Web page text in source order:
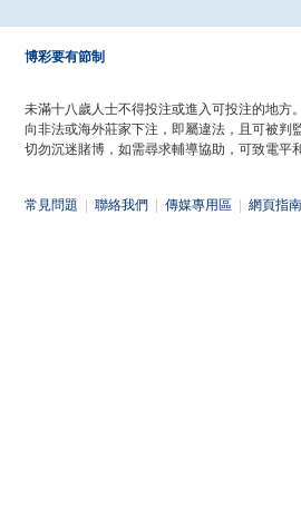
博彩要有節制
未滿十八歲人士不得投注或進入可投注的地方。
向非法或海外莊家下注，即屬違法，且可被判監
切勿沉迷賭博，如需尋求輔導協助，可致電平
常見問題 聯絡我們 傳媒專用區 網頁指南